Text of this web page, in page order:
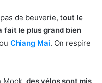
de beuverie, tout le
fait le plus grand bien
ou Chiang Mai. On respire
Mook, des vélos sont mis